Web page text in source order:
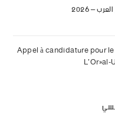
– 2026
Appel à candidature pour